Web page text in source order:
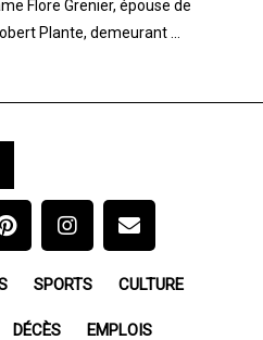
Flore Grenier, épouse de
Plante, demeurant ...
SPORTS CULTURE
DÉCÈS EMPLOIS